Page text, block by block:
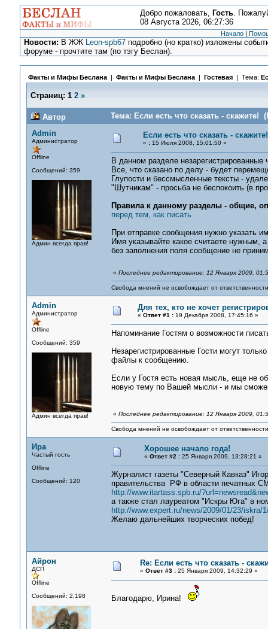
Добро пожаловать, Гость.
08 Августа 2026, 06:27:36
Начало |
Новости: В ЖЖ Leon-spb67 подробно (но кратко) изложены
форуме - прочтите там (по тэгу Беслан).
Факты и Мифы Беслана| Факты и Мифы Беслана| Гостевая | Тема:
Страниц: 1 2 »
Автор
Тема: Если есть что сказать - скажите!
Admin
Администратор
Offline
Сообщений: 359
Админ всегда прав!
Если есть что сказать - скажите!
« :15 Июля 2008, 15:01:50 »
В данном разделе
Все, что сказано по делу - будет
Глупости и бессмысленные тексты -
"Шутникам" - просьба не беспокоить (в
Правила к данному разделы - общие,
перед тем, как писать
При отправке сообщения нужно указать
Имя указывайте какое считаете
без заполнения поля сообщение не
« Последнее редактирование: 12 Января 2009,
Свобода мнений не освобождает от
Admin
Администратор
Offline
Сообщений: 359
Админ всегда прав!
Для тех, кто не хочет
« Ответ #1 :19 Декабря 2008, 17:45:16 »
Напоминание Гостям о возможности
Незарегистрированные Гости могут
файлы к сообщению.
Если у Гостя есть новая мысль, еще не
новую тему по Вашей мысли - и мы
« Последнее редактирование: 12 Января 2009,
Свобода мнений не освобождает от
Ира
Частый гость
Offline
Сообщений: 120
Хорошее начало года!
« Ответ #2 :25 Января 2009, 13:28:21 »
Журналист газеты "Северный Кавказ"
правительства РФ в области печатных
http://www.itartass.spb.ru/
а также стал лауреатом "Искры Юга" в
http://www.expert.ru/news/2009/01/23/iskra/
Желаю дальнейших творческих побед!
Айрон
ДСП
Offline
Сообщений: 2,198
Re: Если есть что сказать -
« Ответ #3 :25 Января 2009, 14:32:29 »
Благодарю, Ирина!